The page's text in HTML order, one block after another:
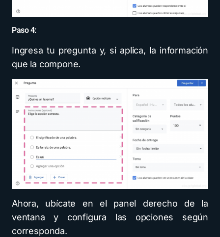
Paso 4:
Ingresa tu pregunta y, si aplica, la información
que la compone.
Ahora, ubícate en el panel derecho de la
ventana y configura las opciones según
corresponda.